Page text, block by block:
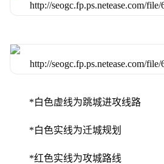
*白色虚线为跳城进攻线路
*白色实线为迁城规划
*红色实线为攻城路线